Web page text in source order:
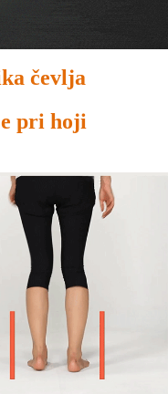
čevlja
pri hoji